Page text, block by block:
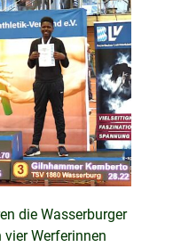
die Wasserburger
Werferinnen